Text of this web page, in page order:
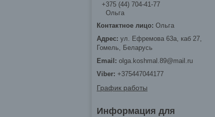
+375 (44) 704-41-77
Ольга
Ольга
ул. Ефремова 63а, каб 27,
Гомель, Беларусь
olga.koshmal.89@mail.ru
+375447044177
График работы
Информация для